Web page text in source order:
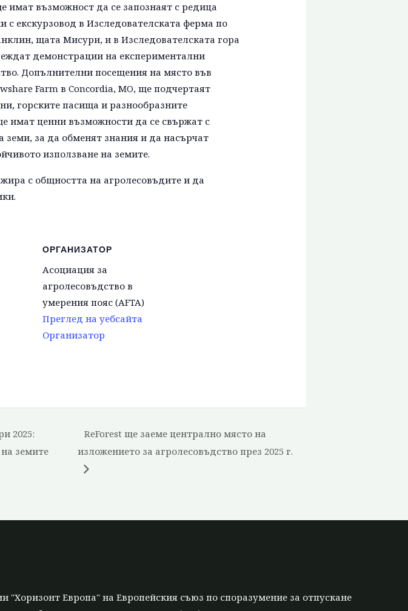
имат възможност да се запознаят с редица
с екскурзовод в Изследователската ферма по
щата Мисури, и в Изследователската гора
демонстрации на експериментални
Допълнителни посещения на място във
Farm в Concordia, MO, ще подчертаят
горските пасища и разнообразните
имат ценни възможности да се свържат с
за да обменят знания и да насърчат
използване на земите.
с общността на агролесовъдите и да
ОРГАНИЗАТОР
Асоциация за
агролесовъдство в
умерения пояс (AFTA)
Преглед на уебсайта
Организатор
2025:
земите
ReForest ще заеме централно място на
изложението за агролесовъдство през 2025 г.
Европа" на Европейския съюз по споразумение за отпускане